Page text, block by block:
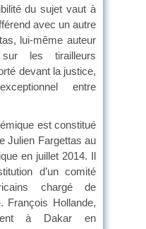
du sujet vaut à
avec un autre
lui-même auteur
sur les tirailleurs
devant la justice,
entre
est constitué
Julien Fargettas au
en juillet 2014. Il
d’un comité
chargé de
François Hollande,
à Dakar en